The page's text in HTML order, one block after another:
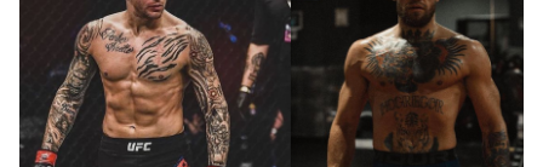
Книги
Выставки
Пресс-
релизы
О